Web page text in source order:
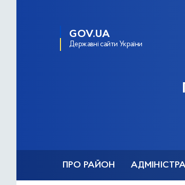
GOV.UA
Державні сайти України
ПРО РАЙОН